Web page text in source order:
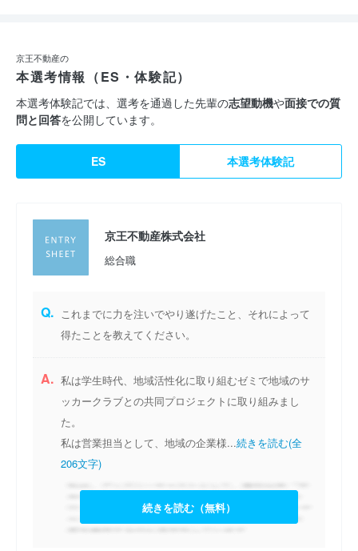
京王不動産の
本選考情報（ES・体験記）
本選考体験記では、選考を通過した先輩の志望動機や面接での質
問と回答を公開しています。
ES 本選考体験記
京王不動産株式会社
総合職
Q. これまでに力を注いでやり遂げたこと、それによって
得たことを教えてください。
A. 私は学生時代、地域活性化に取り組むゼミで地域のサ
ッカークラブとの共同プロジェクトに取り組みまし
た。
私は営業担当として、地域の企業様...続きを読む(全
206文字)
続きを読む（無料）